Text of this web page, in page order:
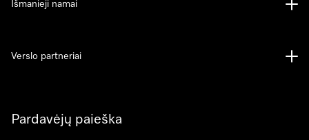
Pardavėjų paieška
Išmanieji namai
Verslo partneriai